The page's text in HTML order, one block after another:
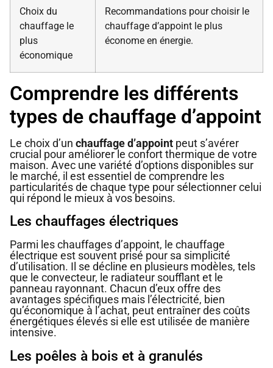
Choix du
chauffage le
plus
économique
Recommandations pour choisir le
chauffage d’appoint le plus
économe en énergie.
Comprendre les différents
types de chauffage d’appoint
Le choix d’un chauffage d’appoint peut s’avérer
crucial pour améliorer le confort thermique de votre
maison. Avec une variété d’options disponibles sur
le marché, il est essentiel de comprendre les
particularités de chaque type pour sélectionner celui
qui répond le mieux à vos besoins.
Les chauffages électriques
Parmi les chauffages d’appoint, le chauffage
électrique est souvent prisé pour sa simplicité
d’utilisation. Il se décline en plusieurs modèles, tels
que le convecteur, le radiateur soufflant et le
panneau rayonnant. Chacun d’eux offre des
avantages spécifiques mais l’électricité, bien
qu’économique à l’achat, peut entraîner des coûts
énergétiques élevés si elle est utilisée de manière
intensive.
Les poêles à bois et à granulés